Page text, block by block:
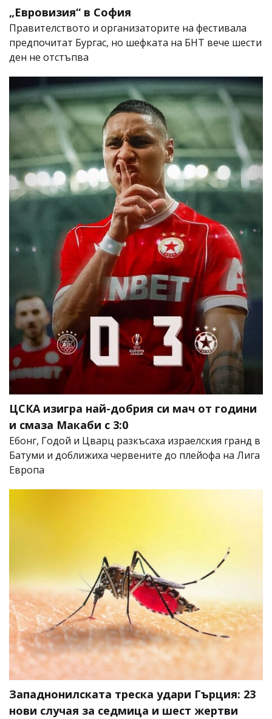
„Евровизия“ в София
Правителството и организаторите на фестивала
предпочитат Бургас, но шефката на БНТ вече шести
ден не отстъпва
ЦСКА изигра най-добрия си мач от години
и смаза Макаби с 3:0
Ебонг, Годой и Цварц разкъсаха израелския гранд в
Батуми и доближиха червените до плейофа на Лига
Европа
Западнонилската треска удари Гърция: 23
нови случая за седмица и шест жертви